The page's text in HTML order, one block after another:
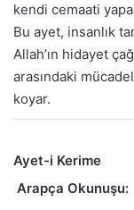
kendi cemaati
Bu ayet, insanlık
Allah’ın hidayet
arasındaki
koyar.
Ayet-i Kerime
Arapça Okunuşu: